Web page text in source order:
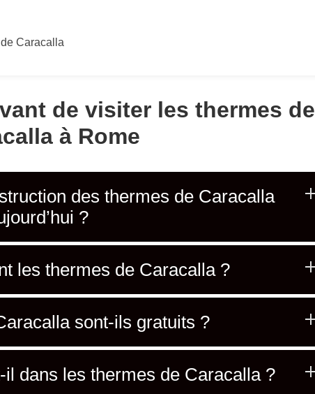
Caracalla
de visiter les thermes de
à Rome
des thermes de Caracalla
?
les thermes de Caracalla ?
sont-ils gratuits ?
dans les thermes de Caracalla ?